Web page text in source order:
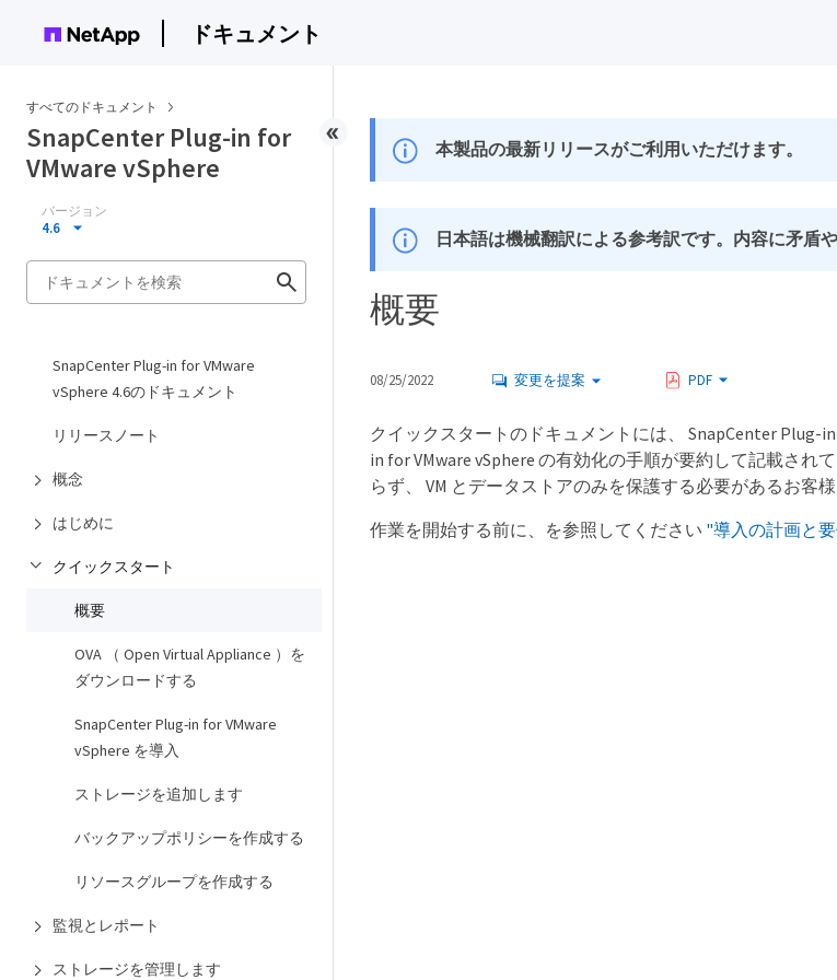
ドキュメント
すべてのドキュメント
SnapCenter Plug-in for
VMware vSphere
バージョン
4.6
SnapCenter Plug-in for VMware
vSphere 4.6のドキュメント
リリースノート
概念
はじめに
クイックスタート
概要
OVA （ Open Virtual Appliance ）を
ダウンロードする
SnapCenter Plug-in for VMware
vSphere を導入
ストレージを追加します
バックアップポリシーを作成する
リソースグループを作成する
監視とレポート
ストレージを管理します
本製品の最新リリースがご利用いただけます。
日本語は機械翻訳による参考訳です。内容に矛盾
概要
08/25/2022 変更を提案 PDF
クイックスタートのドキュメントには、 SnapCenter Plug-
in for VMware vSphere の有効化の手順が要約して記載さ
らず、 VM とデータストアのみを保護する必要があるお客
作業を開始する前に、を参照してください "導入の計画と